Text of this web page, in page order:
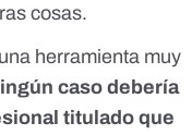
cosas.
herramienta muy
caso debería
titulado que